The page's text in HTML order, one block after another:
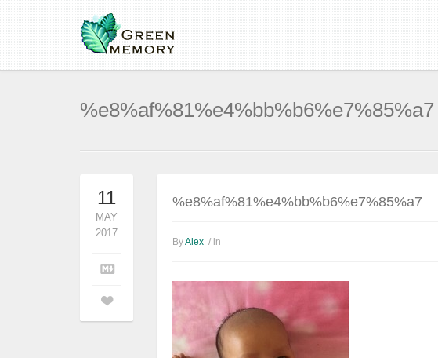
%e8%af%81%e4%bb%b6%e7%85%a7
11
MAY
2017
%e8%af%81%e4%bb%b6%e7%85%a7
ByAlex / in